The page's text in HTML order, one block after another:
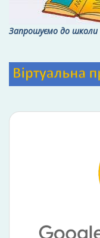
Запрошуємо до школи